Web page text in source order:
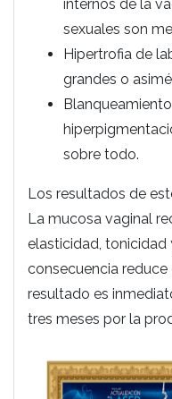
internos de la
sexuales son
Hipertrofia de
grandes o
sobre todo.
Los resultados de
La mucosa vaginal
elasticidad, tonicidad
consecuencia reduce
resultado es
tres meses por la